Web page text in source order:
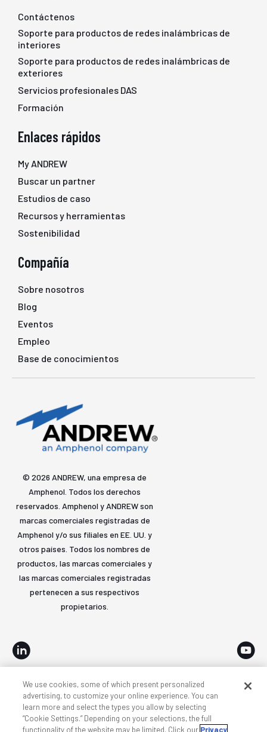
Contáctenos
Soporte para productos de redes inalámbricas de
interiores
Soporte para productos de redes inalámbricas de
exteriores
Servicios profesionales DAS
Formación
Enlaces rápidos
My ANDREW
Buscar un partner
Estudios de caso
Recursos y herramientas
Sostenibilidad
Compañía
Sobre nosotros
Blog
Eventos
Empleo
Base de conocimientos
© 2026 ANDREW, una empresa de
Amphenol. Todos los derechos
reservados. Amphenol y ANDREW son
marcas comerciales registradas de
Amphenol y/o sus filiales en EE. UU. y
otros países. Todos los nombres de
productos, las marcas comerciales y
las marcas comerciales registradas
pertenecen a sus respectivos
propietarios.
Accesibilidad Privacidad y cookies Términos
Mapa del sitio
We use cookies, some of which present personalized
advertising, to customize your online experience. You can
learn more and select the types you allow by selecting
“Cookie Settings.” Depending on your selections, the full
functionality of the website may be limited. Click our Privacy